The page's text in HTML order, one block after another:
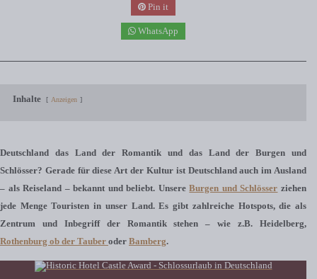
Pin it
WhatsApp
Inhalte Anzeigen
Deutschland das Land der Romantik und das Land der Burgen und
Schlösser? Gerade für diese Art der Kultur ist Deutschland auch im Ausland
– als Reiseland – bekannt und beliebt. UnsereBurgen und Schlösser ziehen
jede Menge Touristen in unser Land. Es gibt zahlreiche Hotspots, die als
Zentrum und Inbegriff der Romantik stehen – wie z.B. Heidelberg,
Rothenburg ob der Tauber oder Bamberg.